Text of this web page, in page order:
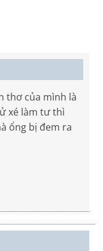
thơ của mình là
xé làm tư thì
ổng bị đem ra